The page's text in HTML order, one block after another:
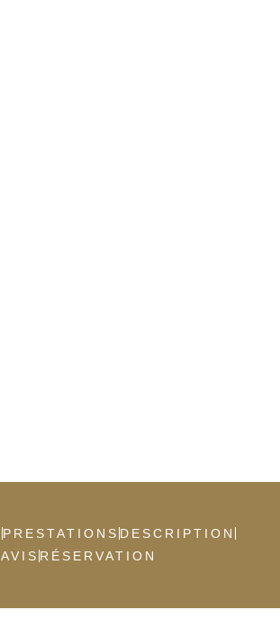
PRESTATIONS DESCRIPTION
AVIS RÉSERVATION